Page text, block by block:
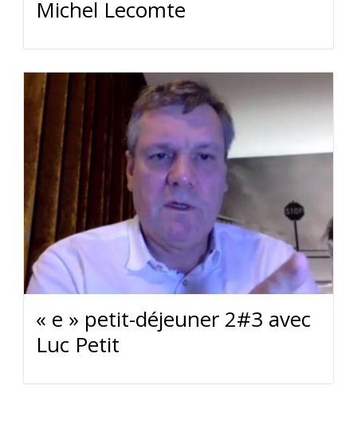
Michel Lecomte
« e » petit-déjeuner 2#3 avec
Luc Petit